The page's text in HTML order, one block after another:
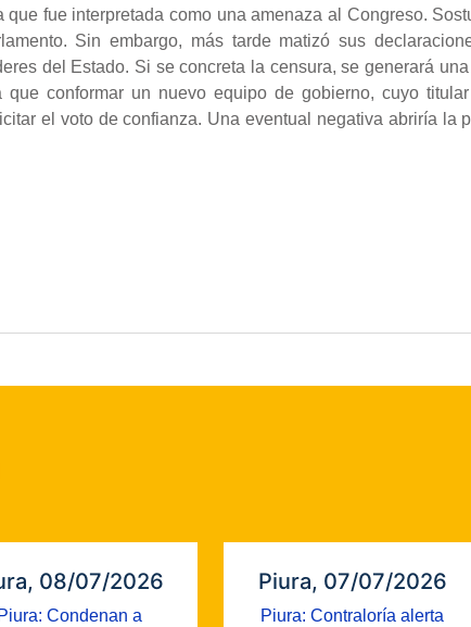
fue interpretada como una amenaza al Congreso.
Sin embargo, más tarde matizó sus
del Estado. Si se concreta la censura, se generará
conformar un nuevo equipo de gobierno, cuyo
el voto de confianza. Una eventual negativa abriría la
08/07/2026
Piura: Condenan a
Piura, 07/07/2026
Piura: Contraloría alerta